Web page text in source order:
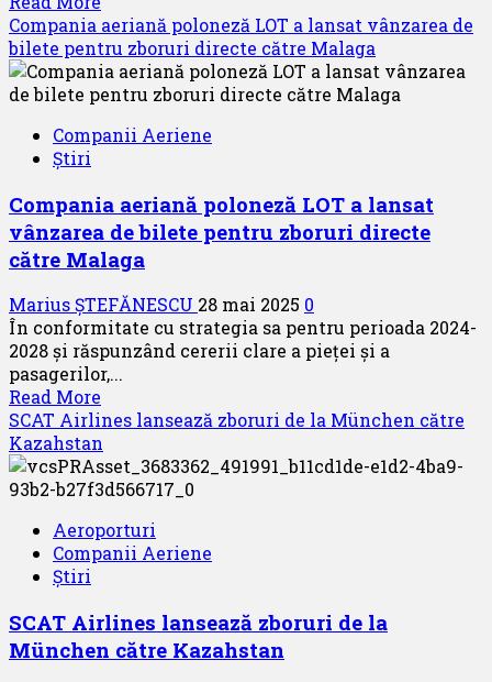
more
about
Eurowings
introduce
prima
business
premium
pe
rutele
de
cursă
medie
Compania aeriană poloneză LOT a lansat vânzarea de
bilete pentru zboruri directe către Malaga
Companii Aeriene
Știri
Compania aeriană poloneză LOT a lansat
vânzarea de bilete pentru zboruri directe
către Malaga
Marius ȘTEFĂNESCU 28 mai 2025 0
În conformitate cu strategia sa pentru perioada 2024-
2028 și răspunzând cererii clare a pieței și a
pasagerilor,...
Read More
more
about
Compania
aeriană
LOT
a
de
bilete
SCAT Airlines lansează zboruri de la München către
Kazahstan
Aeroporturi
Companii Aeriene
Știri
SCAT Airlines lansează zboruri de la
München către Kazahstan